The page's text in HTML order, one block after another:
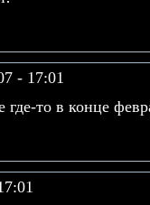
- 17:01
то в конце